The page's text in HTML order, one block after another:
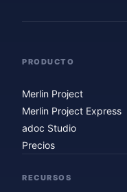
PRODUCTO
Merlin Project
Merlin Project Express
adoc Studio
Precios
RECURSOS